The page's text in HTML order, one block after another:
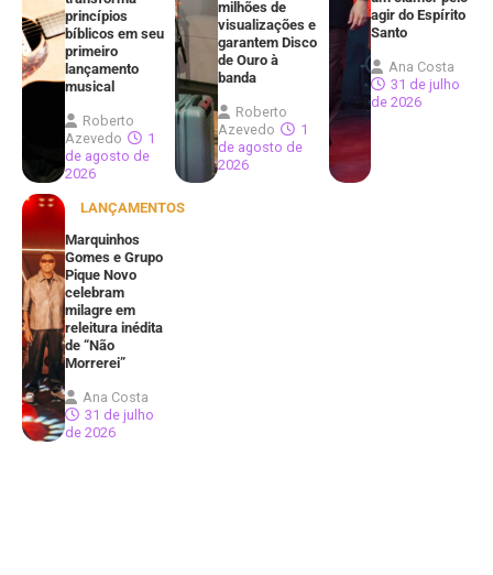
princípios
bíblicos em seu
primeiro
lançamento
musical
Roberto
Azevedo
1
de agosto de
2026
milhões de
visualizações e
garantem Disco
de Ouro à
banda
Roberto
Azevedo
1
de agosto de
2026
agir do Espírito
Santo
Ana Costa
31 de julho
de 2026
LANÇAMENTOS
Marquinhos
Gomes e Grupo
Pique Novo
celebram
milagre em
releitura inédita
de “Não
Morrerei”
Ana Costa
31 de julho
de 2026